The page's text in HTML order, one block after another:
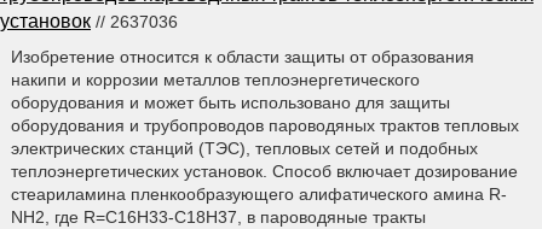
установок // 2637036
Изобретение относится к области защиты от образования
накипи и коррозии металлов теплоэнергетического
оборудования и может быть использовано для защиты
оборудования и трубопроводов пароводяных трактов тепловых
электрических станций (ТЭС), тепловых сетей и подобных
теплоэнергетических установок. Способ включает дозирование
стеариламина пленкообразующего алифатического амина R-
NH2, где R=C16H33-С18Н37, в пароводяные тракты